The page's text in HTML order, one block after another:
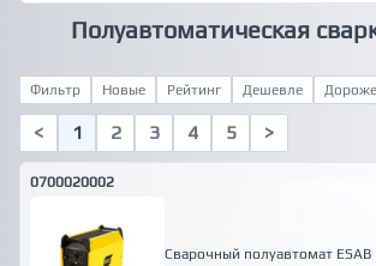
Полуавтоматическая
Фильтр Новые Рейтинг Дешевле Дороже
< 1 2 3 4 5 >
0700020002
Сварочный полуавтомат